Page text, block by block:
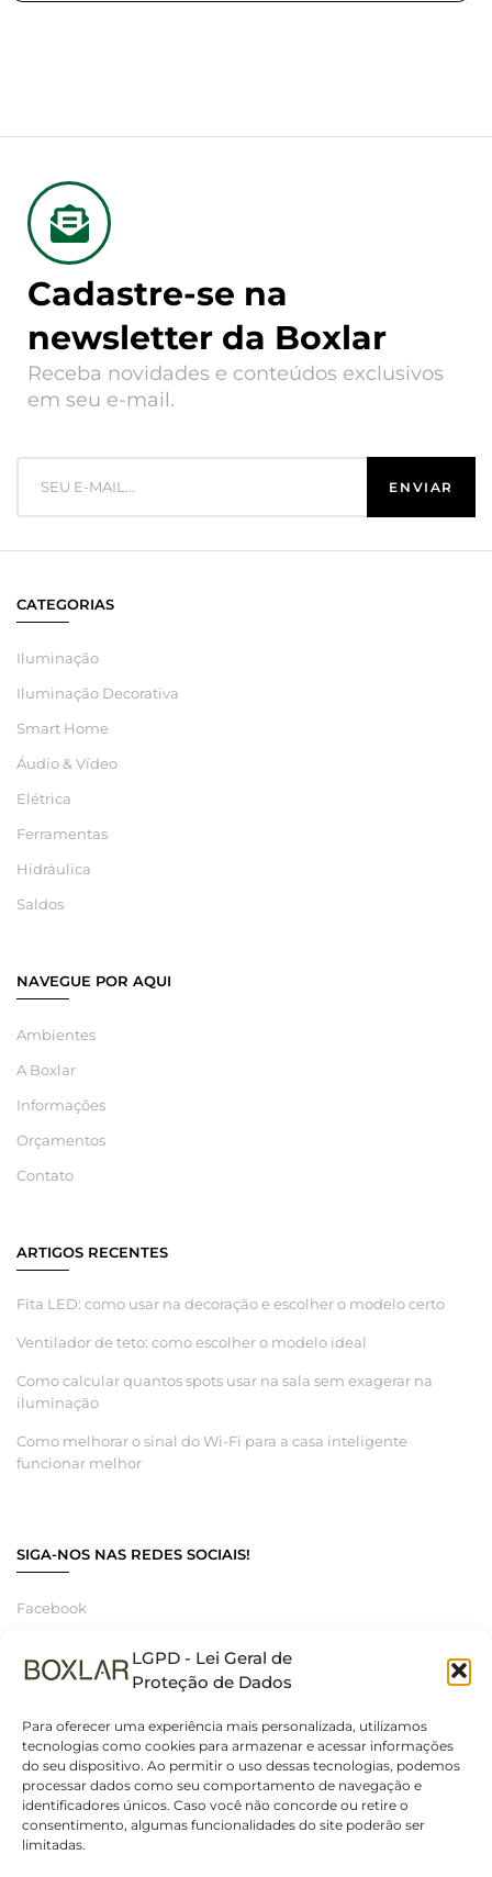
LGPD - Lei Geral de
Proteção de Dados
Para oferecer uma experiência mais personalizada, utilizamos
tecnologias como cookies para armazenar e acessar informações
do seu dispositivo. Ao permitir o uso dessas tecnologias, podemos
processar dados como seu comportamento de navegação e
identificadores únicos. Caso você não concorde ou retire o
consentimento, algumas funcionalidades do site poderão ser
limitadas.
Cadastre-se na
newsletter da Boxlar
Receba novidades e conteúdos exclusivos
em seu e-mail.
CATEGORIAS
Iluminação
Iluminação Decorativa
Smart Home
Áudio & Vídeo
Elétrica
Ferramentas
Hidráulica
Saldos
NAVEGUE POR AQUI
Ambientes
A Boxlar
Informações
Orçamentos
Contato
ARTIGOS RECENTES
Fita LED: como usar na decoração e escolher o modelo certo
Ventilador de teto: como escolher o modelo ideal
Como calcular quantos spots usar na sala sem exagerar na
iluminação
Como melhorar o sinal do Wi-Fi para a casa inteligente
funcionar melhor
SIGA-NOS NAS REDES SOCIAIS!
Facebook
Linkedin
© 2025 Boxlar | Soluções em iluminação, elétrica e smart home.
Todos os direitos reservados. – CNPJ 55.267.682/0001-95